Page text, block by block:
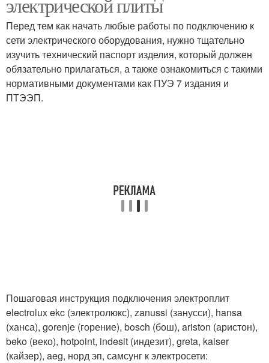
Перед тем как начать любые работы по подключению к
сети электрического оборудования, нужно тщательно
изучить технический паспорт изделия, который должен
обязательно прилагаться, а также ознакомиться с такими
нормативными документами как ПУЭ 7 издания и
ПТЭЭП.
Пошаговая инструкция подключения электроплит
electrolux ekc (электролюкс), zanussi (занусси), hansa
(ханса), gorenje (горение), bosch (бош), ariston (аристон),
beko (веко), hotpoint, indesit (индезит), greta, kaiser
(кайзер), aeg, норд эп, самсунг к электросети: